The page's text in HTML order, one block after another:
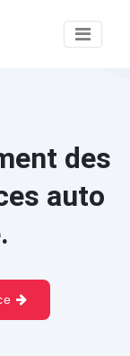
des
auto